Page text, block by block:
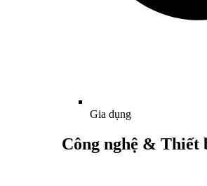
Gia dụng
Công nghệ & Thiết